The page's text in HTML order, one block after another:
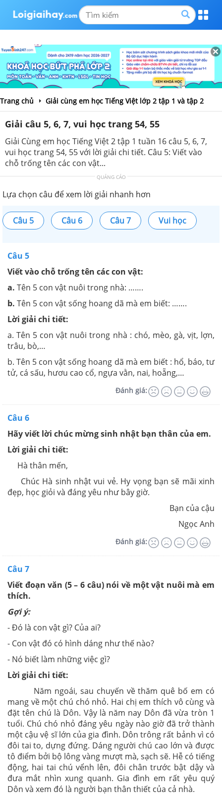
Trang chủ Giải cùng em học Tiếng Việt lớp 2 tập 1 và tập 2
Giải câu 5, 6, 7, vui học trang 54, 55
Giải Cùng em học Tiếng Việt 2 tập 1 tuần 16 câu 5, 6, 7,
vui học trang 54, 55 với lời giải chi tiết. Câu 5: Viết vào
chỗ trống tên các con vật...
QUẢNG CÁO
Lựa chọn câu để xem lời giải nhanh hơn
Câu 5 Câu 6 Câu 7 Vui học
Câu 5
Viết vào chỗ trống tên các con vật:
a. Tên 5 con vật nuôi trong nhà: …….
b. Tên 5 con vật sống hoang dã mà em biết: …….
Lời giải chi tiết:
a. Tên 5 con vật nuôi trong nhà : chó, mèo, gà, vịt, lợn,
trâu, bò,…
b. Tên 5 con vật sống hoang dã mà em biết : hổ, báo, tư
tử, cá sấu, hươu cao cổ, ngựa vằn, nai, hoẵng,…
Đánh giá:
Câu 6
Hãy viết lời chúc mừng sinh nhật bạn thân của em.
Lời giải chi tiết:
Hà thân mến,
Chúc Hà sinh nhật vui vẻ. Hy vọng bạn sẽ mãi xinh
đẹp, học giỏi và đáng yêu như bây giờ.
Bạn của cậu
Ngọc Anh
Đánh giá:
Câu 7
Viết đoạn văn (5 – 6 câu) nói về một vật nuôi mà em
thích.
Gợi ý:
- Đó là con vật gì? Của ai?
- Con vật đó có hình dáng như thế nào?
- Nó biết làm những việc gì?
Lời giải chi tiết:
Năm ngoái, sau chuyến về thăm quê bố em có
mang về một chú chó nhỏ. Hai chị em thích vô cùng và
đặt tên chú là Dôn. Vậy là năm nay Dôn đã vừa tròn 1
tuổi. Chú chó nhỏ đáng yêu ngày nào giờ đã trở thành
một cậu vệ sĩ lớn của gia đình. Dôn trông rất bảnh vì có
đôi tai to, dựng đứng. Dáng người chú cao lớn và được
tô điểm bởi bộ lông vàng mượt mà, sạch sẽ. Hễ có tiếng
động, hai tai chú vểnh lên, đôi chân trước bật dậy và
đưa mắt nhìn xung quanh. Gia đình em rất yêu quý
Dôn và xem đó là người bạn thân thiết của cả nhà.